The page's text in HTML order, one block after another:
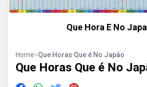
Que Hora E No
Home>Que Horas Que é No Japão
Que Horas Que é No